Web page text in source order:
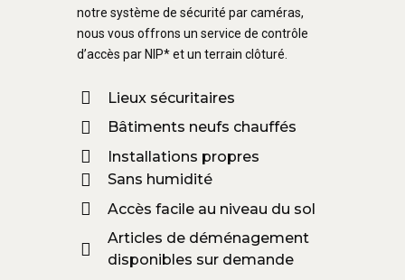
notre système de sécurité par caméras,
nous vous offrons un service de contrôle
d’accès par NIP* et un terrain clôturé.
Lieux sécuritaires
Bâtiments neufs chauffés
Installations propres
Sans humidité
Accès facile au niveau du sol
Articles de déménagement
disponibles sur demande